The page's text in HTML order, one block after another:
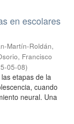
en escolares
Martín-Roldán,
Francisco
05-08)
etapas de la
cuando
neural. Una